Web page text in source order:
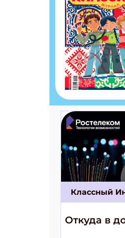
Классный
Откуда в